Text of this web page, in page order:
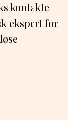
kontakte
ekspert for